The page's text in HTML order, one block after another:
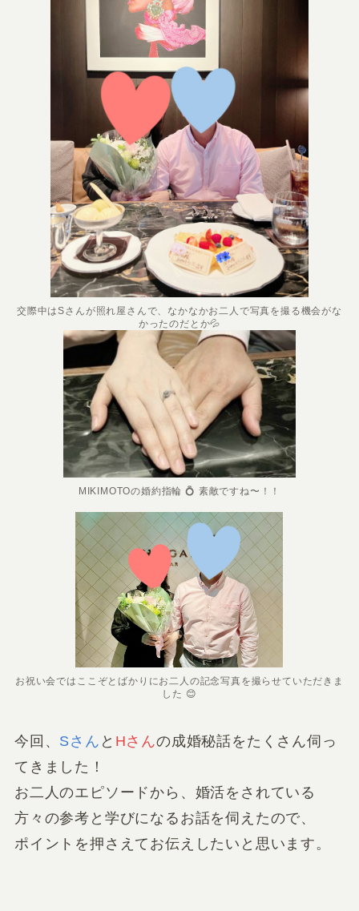
交際中はSさんが照れ屋さんで、なかなかお二人で写真を撮る機会がな
かったのだとか💦
MIKIMOTOの婚約指輪 💍 素敵ですね〜！！
お祝い会ではここぞとばかりにお二人の記念写真を撮らせていただきま
した 😊
今回、 Sさん と Hさんの成婚秘話をたくさん伺っ
てきました！
お二人のエピソードから、婚活をされている
方々の参考と学びになるお話を伺えたので、
ポイントを押さえてお伝えしたいと思います。